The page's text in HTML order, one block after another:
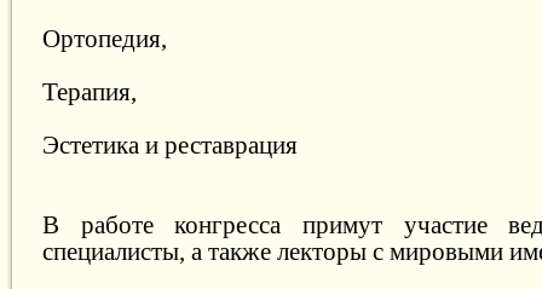
Ортопедия,
Терапия,
Эстетика и реставрация
В работе конгресса примут участие
специалисты, а также лекторы с мировыми